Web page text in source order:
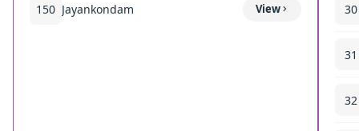
150 Jayankondam View 30
31
32